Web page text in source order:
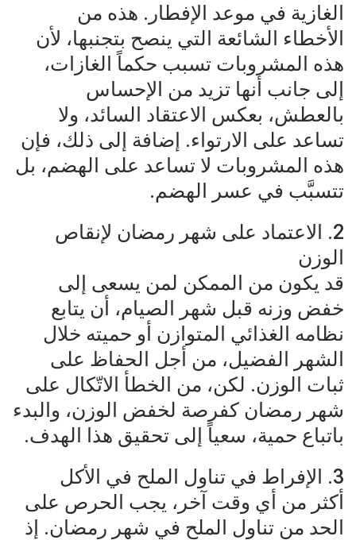
الغازية في موعد الإفطار. هذه من
الأخطاء الشائعة التي ينصح بتجنبها، لأن
هذه المشروبات تسبب حكماً الغازات،
إلى جانب أنها تزيد من الإحساس
بالعطش، بعكس الاعتقاد السائد، ولا
تساعد على الارتواء. إضافة إلى ذلك، فإن
هذه المشروبات لا تساعد على الهضم، بل
تتسبَّب في عسر الهضم.
2. الاعتماد على شهر رمضان لإنقاص
الوزن
قد يكون من الممكن لمن يسعى إلى
خفض وزنه قبل شهر الصيام، أن يتابع
نظامه الغذائي المتوازن أو حميته خلال
الشهر الفضيل، من أجل الحفاظ على
ثبات الوزن. لكن، من الخطأ الاتّكال على
شهر رمضان كفرصة لخفض الوزن، والبدء
باتباع حمية، سعياً إلى تحقيق هذا الهدف.
3. الإفراط في تناول الملح في الأكل
أكثر من أي وقت آخر، يجب الحرص على
الحد من تناول الملح في شهر رمضان. إذ